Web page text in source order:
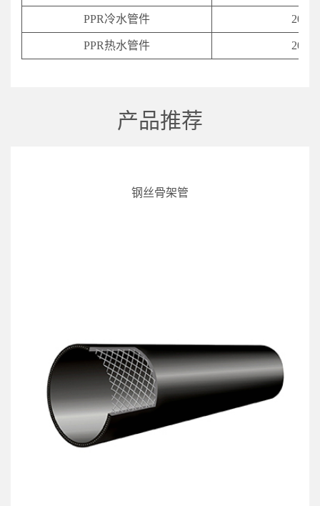
PPR冷水管件 20-
PPR热水管件 20-
产品推荐
钢丝骨架管